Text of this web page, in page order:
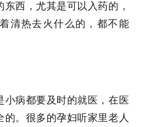
西，尤其是可以入药的，
清热去火什么的，都不能
小病都要及时的就医，在医
。很多的孕妇听家里老人